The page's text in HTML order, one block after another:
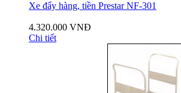
Xe đẩy hàng, tiền Prestar NF-301
4.320.000 VNĐ
Chi tiết